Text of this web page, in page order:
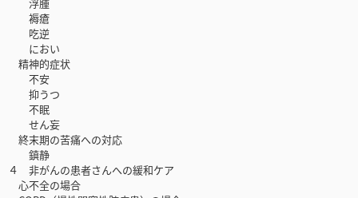
褥瘡
吃逆
におい
精神的症状
不安
抑うつ
不眠
せん妄
終末期の苦痛への対応
鎮静
４ 非がんの患者さんへの緩和ケア
心不全の場合